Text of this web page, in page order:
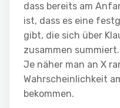
dass bereits am
ist, dass es eine
gibt, die sich über
zusammen summiert.
Je näher man an X
Wahrscheinlichkeit
bekommen.